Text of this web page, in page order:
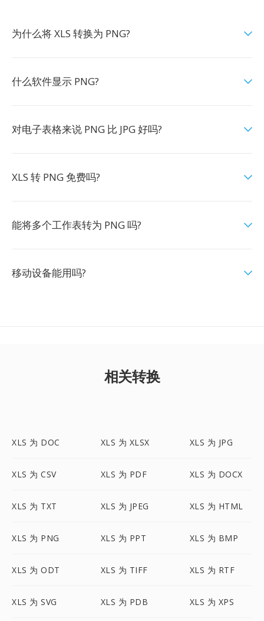
为什么将 XLS 转换为 PNG?
什么软件显示 PNG?
对电子表格来说 PNG 比 JPG 好吗?
XLS 转 PNG 免费吗?
能将多个工作表转为 PNG 吗?
移动设备能用吗?
相关转换
XLS 为 DOC XLS 为 XLSX XLS 为 JPG
XLS 为 CSV XLS 为 PDF XLS 为 DOCX
XLS 为 TXT XLS 为 JPEG XLS 为 HTML
XLS 为 PNG XLS 为 PPT XLS 为 BMP
XLS 为 ODT XLS 为 TIFF XLS 为 RTF
XLS 为 SVG XLS 为 PDB XLS 为 XPS